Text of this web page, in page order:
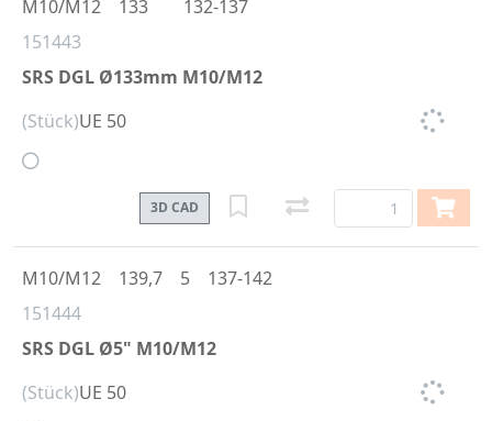
151443
SRS DGL Ø133mm M10/M12
M10/M12 133 132-137
(Stück)UE 50
3D CAD
151444
SRS DGL Ø5" M10/M12
M10/M12 139,7 5 137-142
(Stück)UE 50